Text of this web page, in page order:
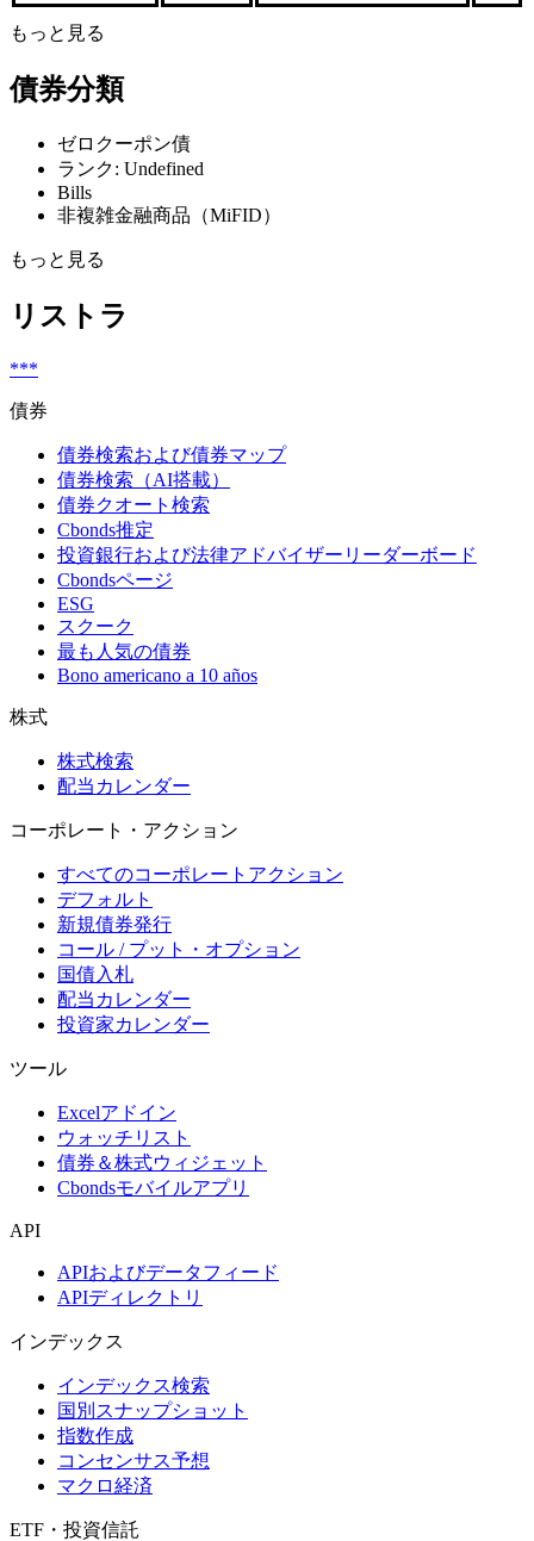
もっと見る
債券分類
ゼロクーポン債
ランク: Undefined
Bills
非複雑金融商品（MiFID）
もっと見る
リストラ
***
債券
債券検索および債券マップ
債券検索（AI搭載）
債券クオート検索
Cbonds推定
投資銀行および法律アドバイザーリーダーボード
Cbondsページ
ESG
スクーク
最も人気の債券
Bono americano a 10 años
株式
株式検索
配当カレンダー
コーポレート・アクション
すべてのコーポレートアクション
デフォルト
新規債券発行
コール / プット・オプション
国債入札
配当カレンダー
投資家カレンダー
ツール
Excelアドイン
ウォッチリスト
債券＆株式ウィジェット
Cbondsモバイルアプリ
API
APIおよびデータフィード
APIディレクトリ
インデックス
インデックス検索
国別スナップショット
指数作成
コンセンサス予想
マクロ経済
ETF・投資信託